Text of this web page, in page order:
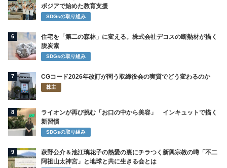
ボジアで始めた教育支援
SDGsの取り組み
6
住宅を「第二の森林」に変える。株式会社デコスの断熱材が描く
脱炭素
SDGsの取り組み
7 CGコード2026年改訂が問う取締役会の実質でどう変わるのか
株主
8
ライオンが再び挑む「お口の中から美容」 インキュットで描く
新習慣
SDGsの取り組み
9
萩野公介＆池江璃花子の熱愛の裏にチラつく新興宗教の噂「不二
阿祖山太神宮」と地球と共に生きる会とは